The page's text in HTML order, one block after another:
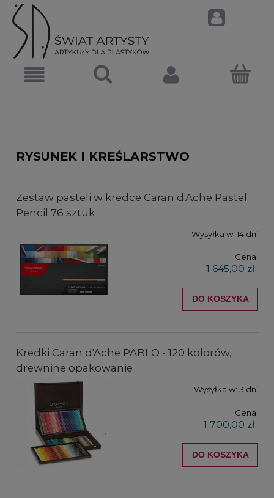
RYSUNEK I KREŚLARSTWO
Zestaw pasteli w kredce Caran d'Ache Pastel
Pencil 76 sztuk
Wysyłka w: 14 dni
Cena:
1 645,00 zł
DO KOSZYKA
Kredki Caran d'Ache PABLO - 120 kolorów,
drewnine opakowanie
Wysyłka w: 3 dni
Cena:
1 700,00 zł
DO KOSZYKA